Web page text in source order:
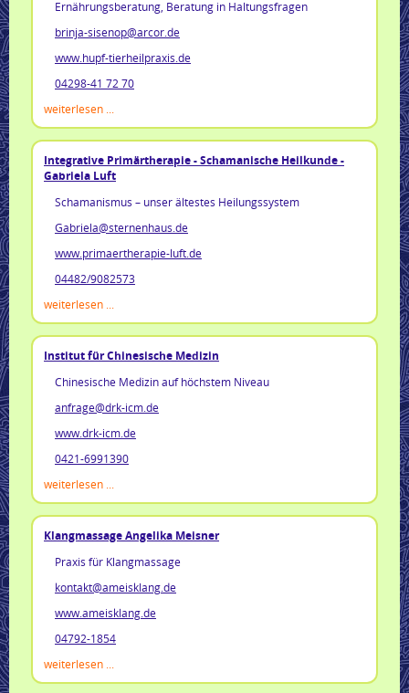
Ernährungsberatung, Beratung in Haltungsfragen
brinja-sisenop@arcor.de
www.hupf-tierheilpraxis.de
04298-41 72 70
weiterlesen ...
Integrative Primärtherapie - Schamanische Heilkunde -
Gabriela Luft
Schamanismus – unser ältestes Heilungssystem
Gabriela@sternenhaus.de
www.primaertherapie-luft.de
04482/9082573
weiterlesen ...
Institut für Chinesische Medizin
Chinesische Medizin auf höchstem Niveau
anfrage@drk-icm.de
www.drk-icm.de
0421-6991390
weiterlesen ...
Klangmassage Angelika Meisner
Praxis für Klangmassage
kontakt@ameisklang.de
www.ameisklang.de
04792-1854
weiterlesen ...